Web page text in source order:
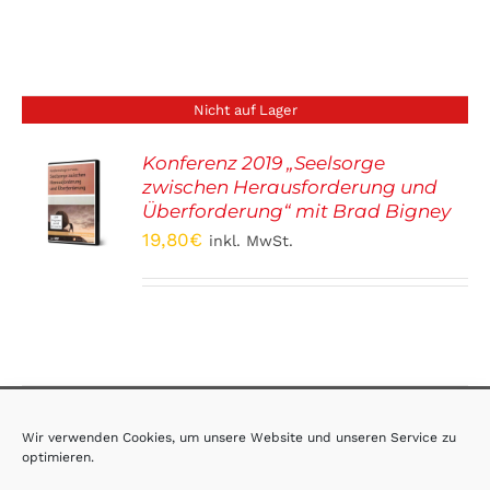
Wir verwenden Cookies, um unsere Website und unseren Service zu
optimieren.
Nicht auf Lager
Konferenz 2019 „Seelsorge
zwischen Herausforderung und
Überforderung“ mit Brad Bigney
19,80€ inkl. MwSt.
AGB·Impressum·Datenschutz